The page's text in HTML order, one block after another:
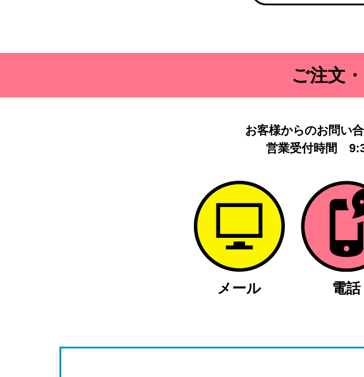
ご注文
お客様からのお問い
営業受付時間
メール 電話